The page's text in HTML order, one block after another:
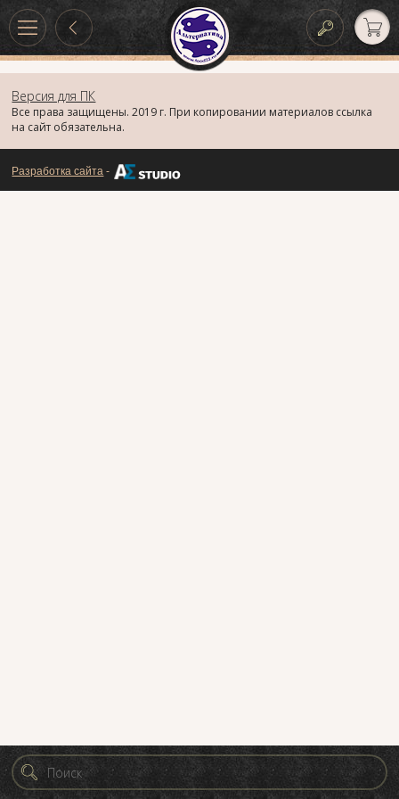
Версия для ПК
Все права защищены. 2019 г. При копировании материалов ссылка
на сайт обязательна.
Разработка сайта -